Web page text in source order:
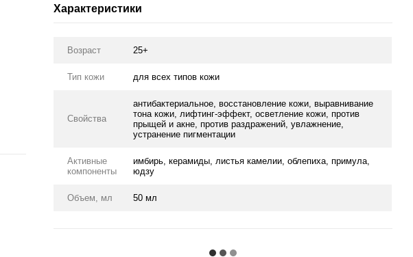
Характеристики
Возраст 25+
Тип кожи для всех типов кожи
Свойства
антибактериальное, восстановление кожи, выравнивание
тона кожи, лифтинг-эффект, осветление кожи, против
прыщей и акне, против раздражений, увлажнение,
устранение пигментации
Активные
компоненты
имбирь, керамиды, листья камелии, облепиха, примула,
юдзу
Объем, мл 50 мл